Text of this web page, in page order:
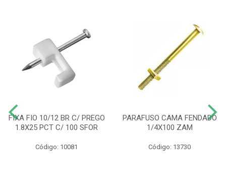
FIXA FIO 10/12 BR C/ PREGO
1.8X25 PCT C/ 100 SFOR
Código: 10081
PARAFUSO CAMA FENDADO
1/4X100 ZAM
Código: 13730